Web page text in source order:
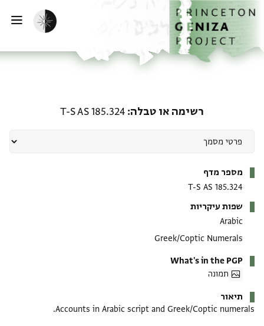
לתוכןהבית
הפעלת מצב כהה
רשימה או טבלה T-S AS 185.324
מספר מדף
T-S AS 185.324
שפות עיקריות
Arabic
Greek/Coptic Numerals
What's in the PGP
תמונה
תיאור
Accounts in Arabic script and Greek/Coptic numerals.